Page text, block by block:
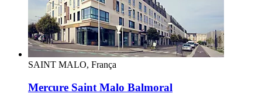
SAINT MALO, França
Mercure Saint Malo Balmoral